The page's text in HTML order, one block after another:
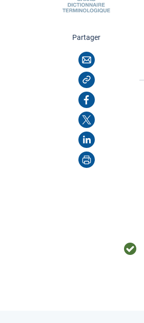
Partagercette page
Courriel
Copier l'adresse
Facebook
X
LinkedIn
Imprimer